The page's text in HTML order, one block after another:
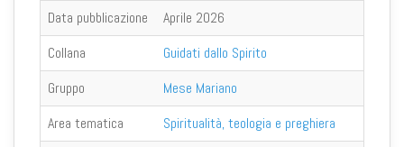
Data pubblicazione
Aprile 2026
Collana
Guidati dallo Spirito
Gruppo
Mese Mariano
Area tematica
Spiritualità, teologia e preghiera